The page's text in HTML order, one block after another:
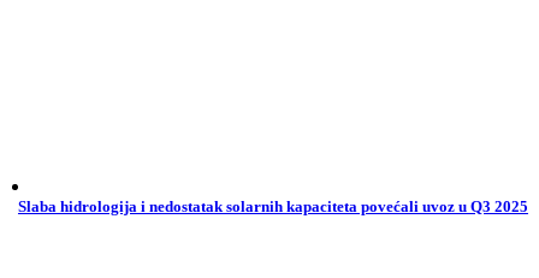
Slaba hidrologija i nedostatak solarnih kapaciteta povećali uvoz u Q3 2025